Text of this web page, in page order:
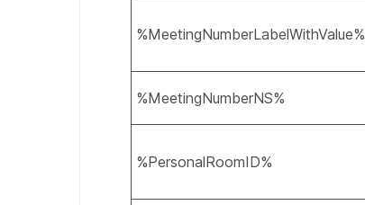
%MeetingNumberLabelWithValue%
%MeetingNumberNS%
%PersonalRoomID%